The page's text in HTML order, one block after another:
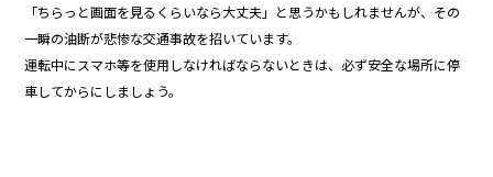
「ちらっと画面を見るくらいなら大丈夫」と思うかもしれませんが、その
一瞬の油断が悲惨な交通事故を招いています。
運転中にスマホ等を使用しなければならないときは、必ず安全な場所に停
車してからにしましょう。